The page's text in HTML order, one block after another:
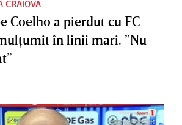
CRAIOVA
Coelho a pierdut cu FC
în linii mari. ”Nu